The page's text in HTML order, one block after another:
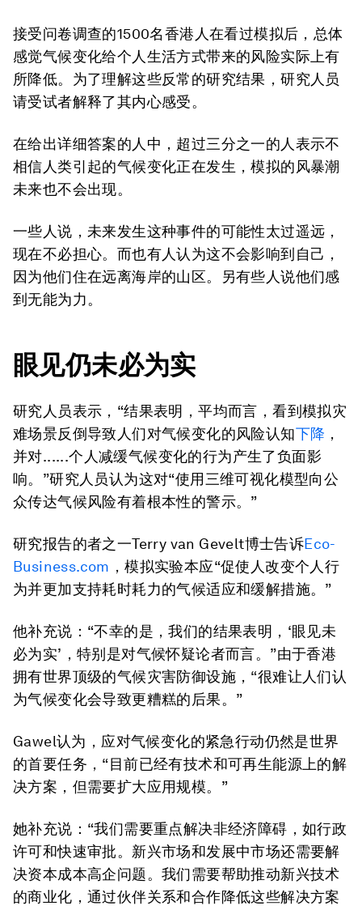
接受问卷调查的1500名香港人在看过模拟后，总体
感觉气候变化给个人生活方式带来的风险实际上有
所降低。为了理解这些反常的研究结果，研究人员
请受试者解释了其内心感受。
在给出详细答案的人中，超过三分之一的人表示不
相信人类引起的气候变化正在发生，模拟的风暴潮
未来也不会出现。
一些人说，未来发生这种事件的可能性太过遥远，
现在不必担心。而也有人认为这不会影响到自己，
因为他们住在远离海岸的山区。另有些人说他们感
到无能为力。
眼见仍未必为实
研究人员表示，“结果表明，平均而言，看到模拟灾
难场景反倒导致人们对气候变化的风险认知下降 ，
并对......个人减缓气候变化的行为产生了负面影
响。”研究人员认为这对“使用三维可视化模型向公
众传达气候风险有着根本性的警示。”
研究报告的者之一Terry van Gevelt博士告诉Eco-
Business.com ，模拟实验本应“促使人改变个人行
为并更加支持耗时耗力的气候适应和缓解措施。”
他补充说：“不幸的是，我们的结果表明，‘眼见未
必为实’，特别是对气候怀疑论者而言。”由于香港
拥有世界顶级的气候灾害防御设施，“很难让人们认
为气候变化会导致更糟糕的后果。”
Gawel认为，应对气候变化的紧急行动仍然是世界
的首要任务，“目前已经有技术和可再生能源上的解
决方案，但需要扩大应用规模。”
她补充说：“我们需要重点解决非经济障碍，如行政
许可和快速审批。新兴市场和发展中市场还需要解
决资本成本高企问题。我们需要帮助推动新兴技术
的商业化，通过伙伴关系和合作降低这些解决方案